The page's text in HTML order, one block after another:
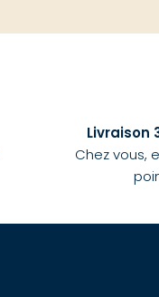
Livraison
Chez vous,